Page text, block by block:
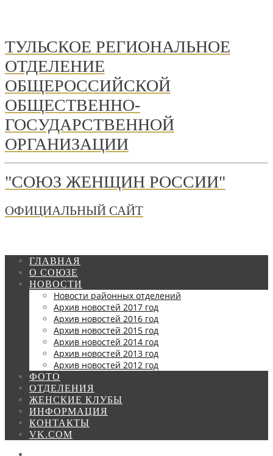
ТУЛЬСКОЕ РЕГИОНАЛЬНОЕ
ОТДЕЛЕНИЕ
ОБЩЕРОССИЙСКОЙ
ОБЩЕСТВЕННО-
ГОСУДАРСТВЕННОЙ
ОРГАНИЗАЦИИ
"СОЮЗ ЖЕНЩИН РОССИИ"
ОФИЦИАЛЬНЫЙ САЙТ
ГЛАВНАЯ
О СОЮЗЕ
НОВОСТИ
Новости районных отделений
Архив новостей 2017 год
Архив новостей 2016 год
Архив новостей 2015 год
Архив новостей 2014 год
Архив новостей 2013 год
Архив новостей 2012 год
ФОТО
ОТДЕЛЕНИЯ
ЖЕНСКИЕ КЛУБЫ
ИНФОРМАЦИЯ
КОНТАКТЫ
VK.COM